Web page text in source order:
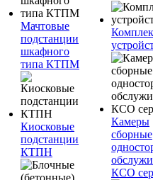
Мачтовые
подстанции
шкафного
типа КТПМ
Киосковые
подстанции
КТПН
Камеры
сборные
КСО